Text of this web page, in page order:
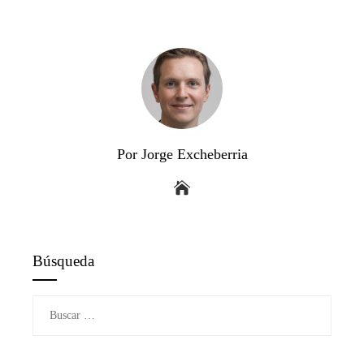
Por Jorge Excheberria
Búsqueda